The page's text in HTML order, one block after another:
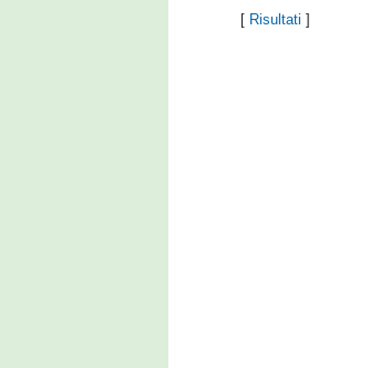
[ Risultati ]